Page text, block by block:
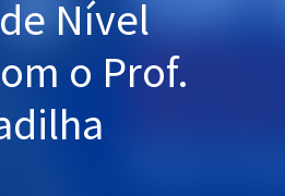
Nível
o Prof.